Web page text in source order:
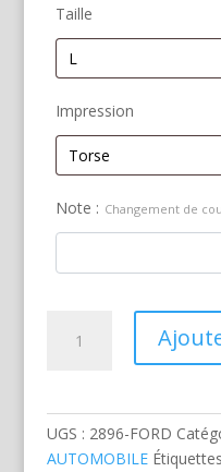
Taille
Impression
Note : Changement de
UGS : 2896-FORD
AUTOMOBILE